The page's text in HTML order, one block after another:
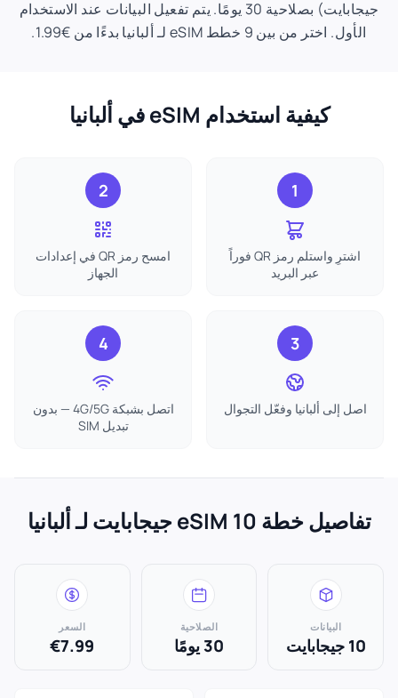
جيجابايت) بصلاحية 30 يومًا. يتم تفعيل البيانات عند الاستخدام
الأول. اختر من بين 9 خطط eSIM لـ ألبانيا بدءًا من €1.99.
كيفية استخدام eSIM في ألبانيا
1
اشترِ واستلم رمز QR فوراً
عبر البريد
2
امسح رمز QR في إعدادات
الجهاز
3
اصل إلى ألبانيا وفعّل التجوال
4
اتصل بشبكة 4G/5G — بدون
تبديل SIM
تفاصيل خطة eSIM 10 جيجابايت لـ ألبانيا
البيانات
10 جيجابايت
الصلاحية
30 يومًا
السعر
€7.99